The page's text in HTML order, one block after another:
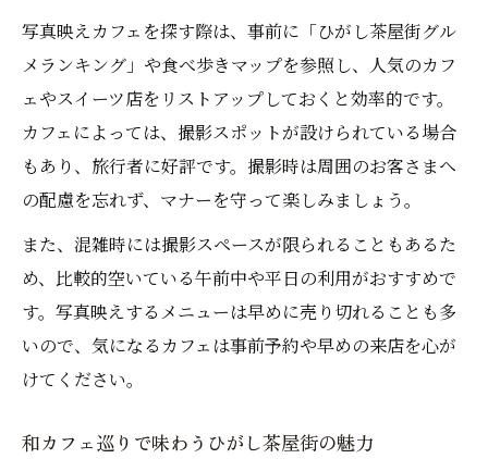
写真映えカフェを探す際は、事前に「ひがし茶屋街グル
メランキング」や食べ歩きマップを参照し、人気のカフ
ェやスイーツ店をリストアップしておくと効率的です。
カフェによっては、撮影スポットが設けられている場合
もあり、旅行者に好評です。撮影時は周囲のお客さまへ
の配慮を忘れず、マナーを守って楽しみましょう。
また、混雑時には撮影スペースが限られることもあるた
め、比較的空いている午前中や平日の利用がおすすめで
す。写真映えするメニューは早めに売り切れることも多
いので、気になるカフェは事前予約や早めの来店を心が
けてください。
和カフェ巡りで味わうひがし茶屋街の魅力